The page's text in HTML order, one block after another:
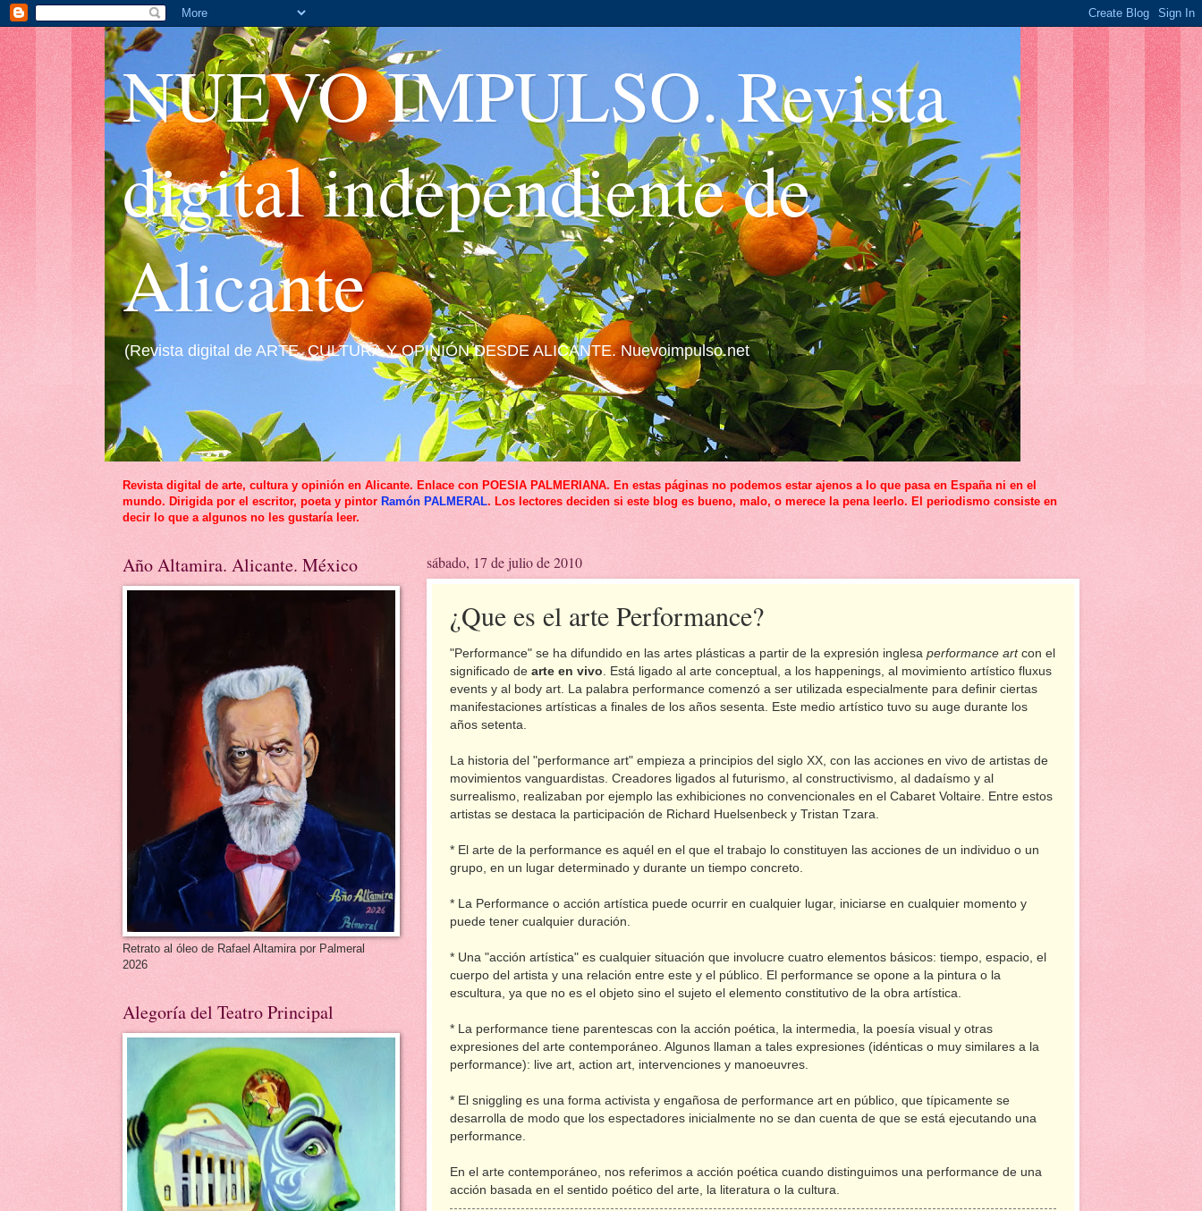
NUEVO IMPULSO. Revista
digital independiente de
Alicante
(Revista digital de ARTE, CULTURA Y OPINIÓN DESDE ALICANTE. Nuevoimpulso.net
Revista digital de arte, cultura y opinión en Alicante. Enlace con POESIA PALMERIANA. En estas páginas no podemos estar ajenos a lo que pasa en España ni en el
mundo. Dirigida por el escritor, poeta y pintor Ramón PALMERAL. Los lectores deciden si este blog es bueno, malo, o merece la pena leerlo. El periodismo consiste en
decir lo que a algunos no les gustaría leer.
sábado, 17 de julio de 2010
¿Que es el arte Performance?
"Performance" se ha difundido en las artes plásticas a partir de la expresión inglesa performance artcon el
significado de arte en vivo . Está ligado al arte conceptual, a los happenings, al movimiento artístico fluxus
events y al body art. La palabra performance comenzó a ser utilizada especialmente para definir ciertas
manifestaciones artísticas a finales de los años sesenta. Este medio artístico tuvo su auge durante los
años setenta.
La historia del "performance art" empieza a principios del siglo XX, con las acciones en vivo de artistas de
movimientos vanguardistas. Creadores ligados al futurismo, al constructivismo, al dadaísmo y al
surrealismo, realizaban por ejemplo las exhibiciones no convencionales en el Cabaret Voltaire. Entre estos
artistas se destaca la participación de Richard Huelsenbeck y Tristan Tzara.
* El arte de la performance es aquél en el que el trabajo lo constituyen las acciones de un individuo o un
grupo, en un lugar determinado y durante un tiempo concreto.
* La Performance o acción artística puede ocurrir en cualquier lugar, iniciarse en cualquier momento y
puede tener cualquier duración.
* Una "acción artística" es cualquier situación que involucre cuatro elementos básicos: tiempo, espacio, el
cuerpo del artista y una relación entre este y el público. El performance se opone a la pintura o la
escultura, ya que no es el objeto sino el sujeto el elemento constitutivo de la obra artística.
* La performance tiene parentescas con la acción poética, la intermedia, la poesía visual y otras
expresiones del arte contemporáneo. Algunos llaman a tales expresiones (idénticas o muy similares a la
performance): live art, action art, intervenciones y manoeuvres.
* El sniggling es una forma activista y engañosa de performance art en público, que típicamente se
desarrolla de modo que los espectadores inicialmente no se dan cuenta de que se está ejecutando una
performance.
En el arte contemporáneo, nos referimos a acción poética cuando distinguimos una performance de una
acción basada en el sentido poético del arte, la literatura o la cultura.
Año Altamira. Alicante. México
Retrato al óleo de Rafael Altamira por Palmeral
2026
Alegoría del Teatro Principal